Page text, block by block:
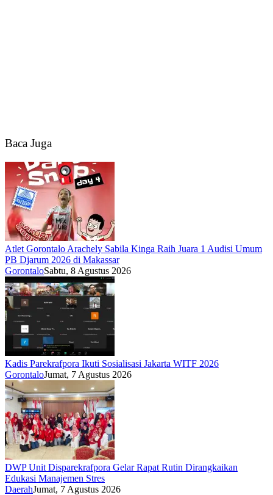
Baca Juga
Atlet Gorontalo Arachely Sabila Kinga Raih Juara 1 Audisi Umum
PB Djarum 2026 di Makassar
GorontaloSabtu, 8 Agustus 2026
Kadis Parekrafpora Ikuti Sosialisasi Jakarta WITF 2026
GorontaloJumat, 7 Agustus 2026
DWP Unit Disparekrafpora Gelar Rapat Rutin Dirangkaikan
Edukasi Manajemen Stres
DaerahJumat, 7 Agustus 2026